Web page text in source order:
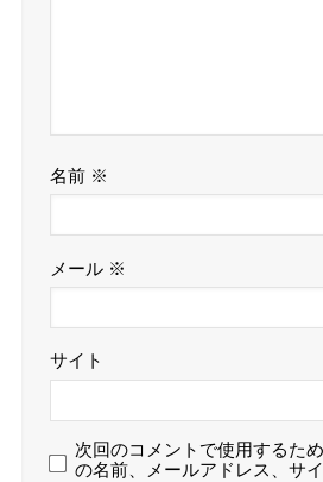
名前 ※
メール ※
サイト
次回のコメントで使用するた
の名前、メールアドレス、サ